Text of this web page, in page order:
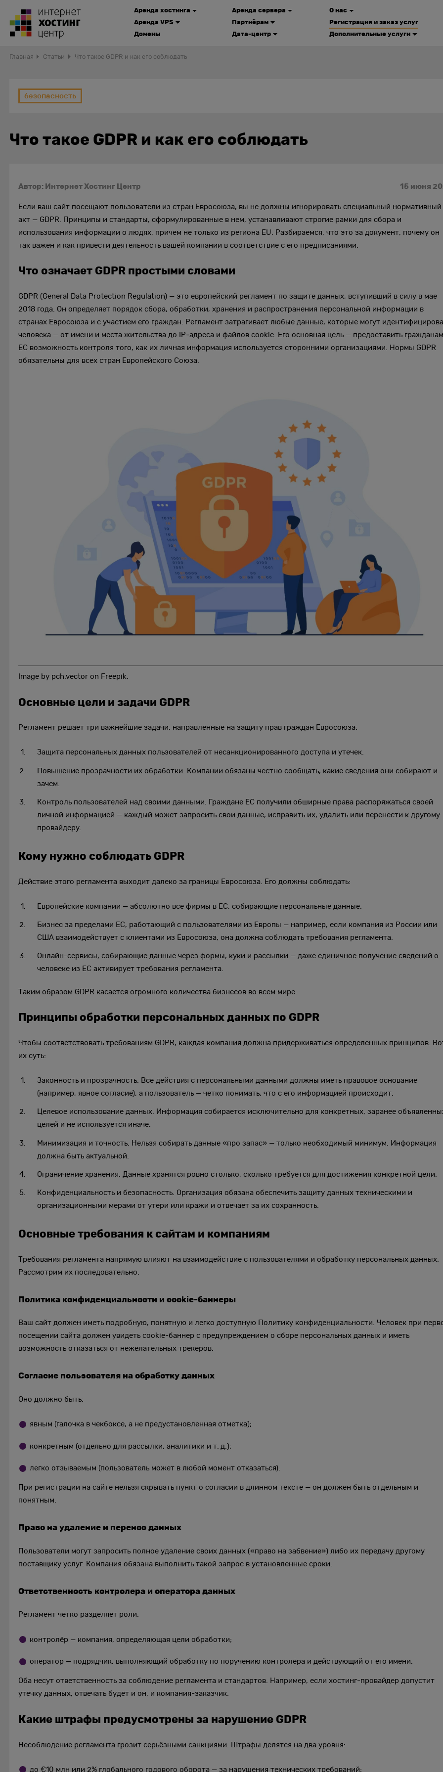
Аренда хостинга
Аренда VPS
Домены
Аренда сервера
Партнёрам
Дата-центр
О нас
Регистрация и заказ услуг
Дополнительные услуги
Главная Статьи Что такое GDPR и как его соблюдать
безопасность
Что такое GDPR и как его соблюдать
Автор: Интернет Хостинг Центр 15 июня
Если ваш сайт посещают пользователи из стран Евросоюза, вы не должны игнорировать специальный нормативный
акт — GDPR. Принципы и стандарты, сформулированные в нем, устанавливают строгие рамки для сбора и
использования информации о людях, причем не только из региона EU. Разбираемся, что это за документ, почему он
так важен и как привести деятельность вашей компании в соответствие с его предписаниями.
Что означает GDPR простыми словами
GDPR (General Data Protection Regulation) — это европейский регламент по защите данных, вступивший в силу в мае
2018 года. Он определяет порядок сбора, обработки, хранения и распространения персональной информации в
странах Евросоюза и с участием его граждан. Регламент затрагивает любые данные, которые могут
человека — от имени и места жительства до IP‑адреса и файлов cookie. Его основная цель — предоставить
ЕС возможность контроля того, как их личная информация используется сторонними организациями. Нормы GDPR
обязательны для всех стран Европейского Союза.
Image by pch.vector on Freepik.
Основные цели и задачи GDPR
Регламент решает три важнейшие задачи, направленные на защиту прав граждан Евросоюза:
Защита персональных данных пользователей от несанкционированного доступа и утечек.
Повышение прозрачности их обработки. Компании обязаны честно сообщать, какие сведения они собирают и
зачем.
Контроль пользователей над своими данными. Граждане ЕС получили обширные права распоряжаться своей
личной информацией — каждый может запросить свои данные, исправить их, удалить или перенести к другому
провайдеру.
Кому нужно соблюдать GDPR
Действие этого регламента выходит далеко за границы Евросоюза. Его должны соблюдать:
Европейские компании — абсолютно все фирмы в ЕС, собирающие персональные данные.
Бизнес за пределами ЕС, работающий с пользователями из Европы — например, если компания из России или
США взаимодействует с клиентами из Евросоюза, она должна соблюдать требования регламента.
Онлайн-сервисы, собирающие данные через формы, куки и рассылки — даже единичное получение сведений о
человеке из ЕС активирует требования регламента.
Таким образом GDPR касается огромного количества бизнесов во всем мире.
Принципы обработки персональных данных по GDPR
Чтобы соответствовать требованиям GDPR, каждая компания должна придерживаться определенных принципов.
их суть:
Законность и прозрачность. Все действия с персональными данными должны иметь правовое основание
(например, явное согласие), а пользователь — четко понимать, что с его информацией происходит.
Целевое использование данных. Информация собирается исключительно для конкретных, заранее
целей и не используется иначе.
Минимизация и точность. Нельзя собирать данные «про запас» — только необходимый минимум. Информация
должна быть актуальной.
Ограничение хранения. Данные хранятся ровно столько, сколько требуется для достижения конкретной цели.
Конфиденциальность и безопасность. Организация обязана обеспечить защиту данных техническими и
организационными мерами от утери или кражи и отвечает за их сохранность.
Основные требования к сайтам и компаниям
Требования регламента напрямую влияют на взаимодействие с пользователями и обработку персональных данных.
Рассмотрим их последовательно.
Политика конфиденциальности и cookie-баннеры
Ваш сайт должен иметь подробную, понятную и легко доступную Политику конфиденциальности. Человек при
посещении сайта должен увидеть cookie‑баннер с предупреждением о сборе персональных данных и иметь
возможность отказаться от нежелательных трекеров.
Согласие пользователя на обработку данных
Оно должно быть:
явным (галочка в чекбоксе, а не предустановленная отметка);
конкретным (отдельно для рассылки, аналитики и т. д.);
легко отзываемым (пользователь может в любой момент отказаться).
При регистрации на сайте нельзя скрывать пункт о согласии в длинном тексте — он должен быть отдельным и
понятным.
Право на удаление и перенос данных
Пользователи могут запросить полное удаление своих данных («право на забвение») либо их передачу другому
поставщику услуг. Компания обязана выполнить такой запрос в установленные сроки.
Ответственность контролера и оператора данных
Регламент четко разделяет роли:
контролёр — компания, определяющая цели обработки;
оператор — подрядчик, выполняющий обработку по поручению контролёра и действующий от его имени.
Оба несут ответственность за соблюдение регламента и стандартов. Например, если хостинг‑провайдер допустит
утечку данных, отвечать будет и он, и компания‑заказчик.
Какие штрафы предусмотрены за нарушение GDPR
Несоблюдение регламента грозит серьёзными санкциями. Штрафы делятся на два уровня:
до €10 млн или 2% глобального годового оборота — за нарушения технических требований;